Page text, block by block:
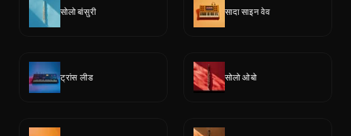
सोलो बांसुरी सादा साइन वेव
ट्रांस लीड सोलो ओबो